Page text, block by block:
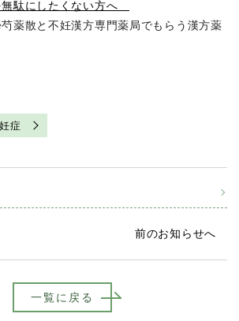
駄にしたくない方へ
芍薬散と不妊漢方専門薬局でもらう漢方薬
症
前のお知らせへ
一覧に戻る